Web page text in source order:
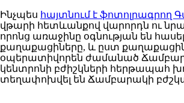
Ինչպես հայտնում է ֆոտոլրագրող
վթարի հետևանքով վարորդն ու նրա
որոնց առաջինը օգնության են հասել
քաղաքացիները, և ըստ
օպերատիվորեն ժամանած
կենտրոնի բժիշկների հերթապահ
տեղափոխվել են Ճամբարակի